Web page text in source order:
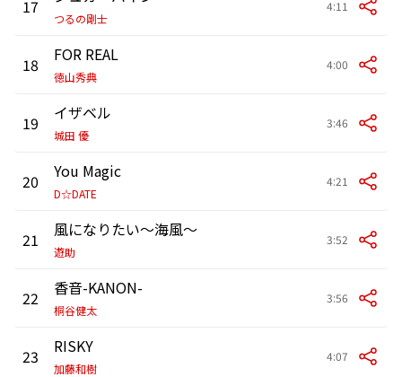
17
つるの剛士
4:11
18 FOR REAL
徳山秀典
4:00
19 イザベル
城田 優
3:46
20 You Magic
D☆DATE
4:21
21 風になりたい～海風～
遊助
3:52
22 香音-KANON-
桐谷健太
3:56
23 RISKY
加藤和樹
4:07